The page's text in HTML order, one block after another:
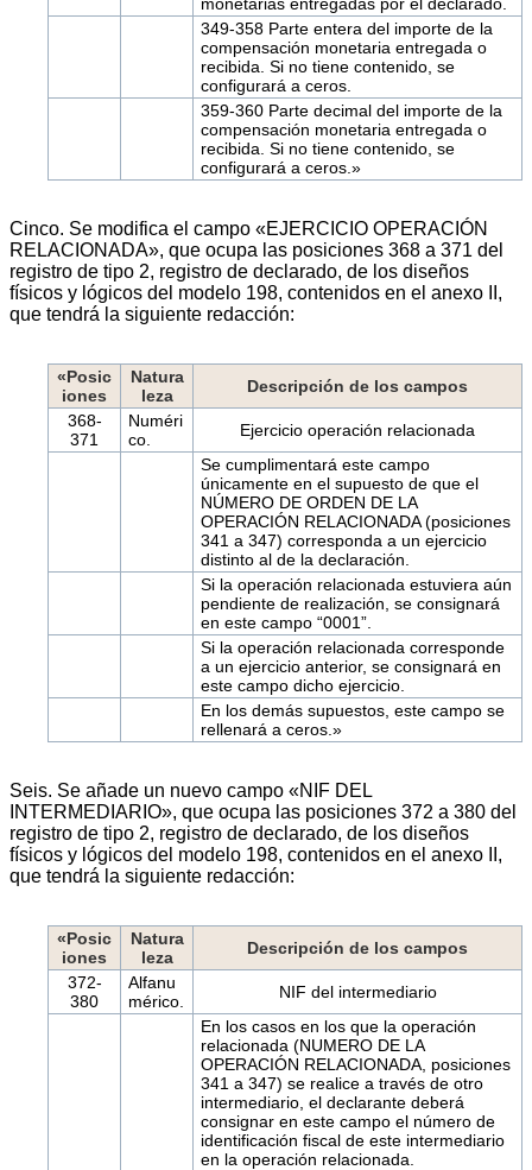
349-358 Parte entera del importe de la
compensación monetaria entregada o
recibida. Si no tiene contenido, se
configurará a ceros.
359-360 Parte decimal del importe de la
compensación monetaria entregada o
recibida. Si no tiene contenido, se
configurará a ceros.»
Cinco. Se modifica el campo «EJERCICIO OPERACIÓN
RELACIONADA», que ocupa las posiciones 368 a 371 del
registro de tipo 2, registro de declarado, de los diseños
físicos y lógicos del modelo 198, contenidos en el anexo II,
que tendrá la siguiente redacción:
«Posic
iones
Natura
leza
Descripción de los campos
368-
371
Numéri
co.
Ejercicio operación relacionada
Se cumplimentará este campo
únicamente en el supuesto de que el
NÚMERO DE ORDEN DE LA
OPERACIÓN RELACIONADA (posiciones
341 a 347) corresponda a un ejercicio
distinto al de la declaración.
Si la operación relacionada estuviera aún
pendiente de realización, se consignará
en este campo “0001”.
Si la operación relacionada corresponde
a un ejercicio anterior, se consignará en
este campo dicho ejercicio.
En los demás supuestos, este campo se
rellenará a ceros.»
Seis. Se añade un nuevo campo «NIF DEL
INTERMEDIARIO», que ocupa las posiciones 372 a 380 del
registro de tipo 2, registro de declarado, de los diseños
físicos y lógicos del modelo 198, contenidos en el anexo II,
que tendrá la siguiente redacción:
«Posic
iones
Natura
leza
Descripción de los campos
372-
380
Alfanu
mérico.
NIF del intermediario
En los casos en los que la operación
relacionada (NUMERO DE LA
OPERACIÓN RELACIONADA, posiciones
341 a 347) se realice a través de otro
intermediario, el declarante deberá
consignar en este campo el número de
identificación fiscal de este intermediario
en la operación relacionada.